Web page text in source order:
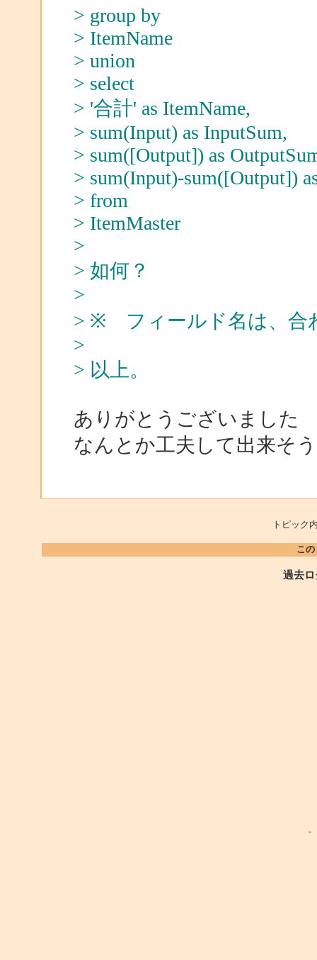
> group by
> ItemName
> union
> select
> '合計' as ItemName,
> sum(Input) as InputSum,
> sum([Output]) as
> sum(Input)-sum([Output])
> from
> ItemMaster
>
> 如何？
>
> ※ フィールド名は、合
>
> 以上。
ありがとうございました
なんとか工夫して出来そ
トピッ
こ
過去